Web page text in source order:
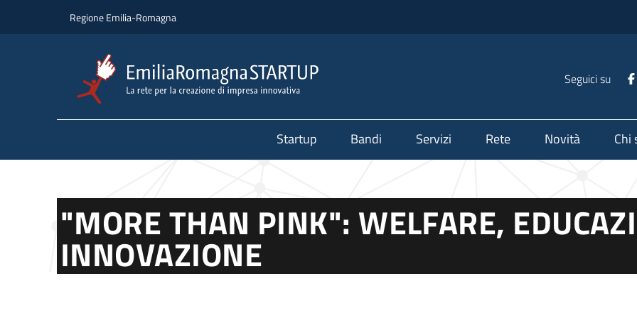
Regione Emilia-Romagna
Seguici su
Startup Bandi Servizi Rete Novità Chi
"MORE THAN PINK": WELFARE,
INNOVAZIONE